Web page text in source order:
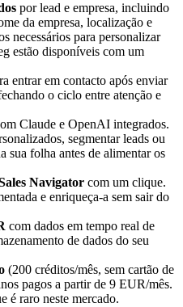
por lead e empresa, incluindo
da empresa, localização e
necessários para personalizar
estão disponíveis com um
entrar em contacto após enviar
o ciclo entre atenção e
Claude e OpenAI integrados.
segmentar leads ou
sua folha antes de alimentar os
Navigator com um clique.
e enriqueça-a sem sair do
com dados em tempo real de
de dados do seu
(200 créditos/mês, sem cartão de
pagos a partir de 9 EUR/mês.
é raro neste mercado.